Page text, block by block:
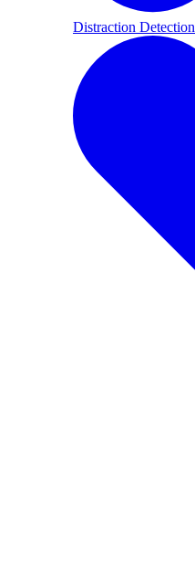
Distraction Detection